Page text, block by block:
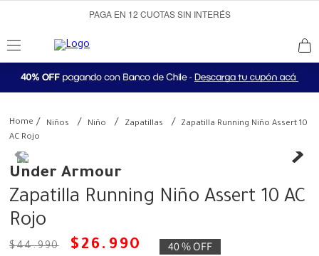
PAGA EN 12 CUOTAS SIN INTERÉS
Niños Niño Zapatillas
Zapatilla Running Niño Assert 10
AC Rojo
Under Armour
Zapatilla Running Niño Assert 10 AC
Rojo
$44.990 $ 26 . 990 40 %OFF